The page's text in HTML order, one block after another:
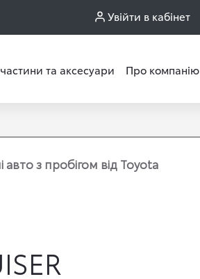
Увійти в кабінет
та аксесуари Про компанію